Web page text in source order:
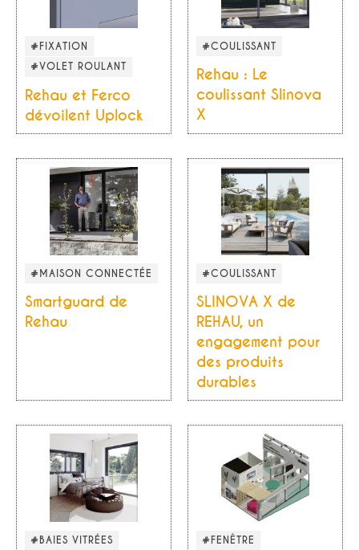
#FIXATION
#VOLET ROULANT
Rehau et Ferco
dévoilent Uplock
#COULISSANT
Rehau : Le
coulissant Slinova
X
#MAISON CONNECTÉE
Smartguard de
Rehau
#COULISSANT
SLINOVA X de
REHAU, un
engagement pour
des produits
durables
#BAIES VITRÉES #FENÊTRE